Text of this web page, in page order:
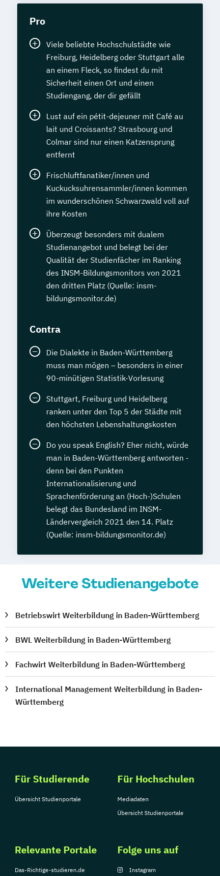
Pro
Viele beliebte Hochschulstädte wie
Freiburg, Heidelberg oder Stuttgart alle
an einem Fleck, so findest du mit
Sicherheit einen Ort und einen
Studiengang, der dir gefällt
Lust auf ein pétit-dejeuner mit Café au
lait und Croissants? Strasbourg und
Colmar sind nur einen Katzensprung
entfernt
Frischluftfanatiker/innen und
Kuckucksuhrensammler/innen kommen
im wunderschönen Schwarzwald voll auf
ihre Kosten
Überzeugt besonders mit dualem
Studienangebot und belegt bei der
Qualität der Studienfächer im Ranking
des INSM-Bildungsmonitors von 2021
den dritten Platz (Quelle: insm-
bildungsmonitor.de)
Contra
Die Dialekte in Baden-Württemberg
muss man mögen – besonders in einer
90-minütigen Statistik-Vorlesung
Stuttgart, Freiburg und Heidelberg
ranken unter den Top 5 der Städte mit
den höchsten Lebenshaltungskosten
Do you speak English? Eher nicht, würde
man in Baden-Württemberg antworten -
denn bei den Punkten
Internationalisierung und
Sprachenförderung an (Hoch-)Schulen
belegt das Bundesland im INSM-
Ländervergleich 2021 den 14. Platz
(Quelle: insm-bildungsmonitor.de)
Weitere Studienangebote
Betriebswirt Weiterbildung in Baden-Württemberg
BWL Weiterbildung in Baden-Württemberg
Fachwirt Weiterbildung in Baden-Württemberg
International Management Weiterbildung in Baden-
Württemberg
Für Studierende
Übersicht Studienportale
Für Hochschulen
Mediadaten
Übersicht Studienportale
Relevante Portale
Das-Richtige-studieren.de
Folge uns auf
Instagram